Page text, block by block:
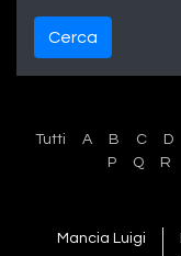
Cerca
Tutti A B C D
P
Q R
Mancia Luigi